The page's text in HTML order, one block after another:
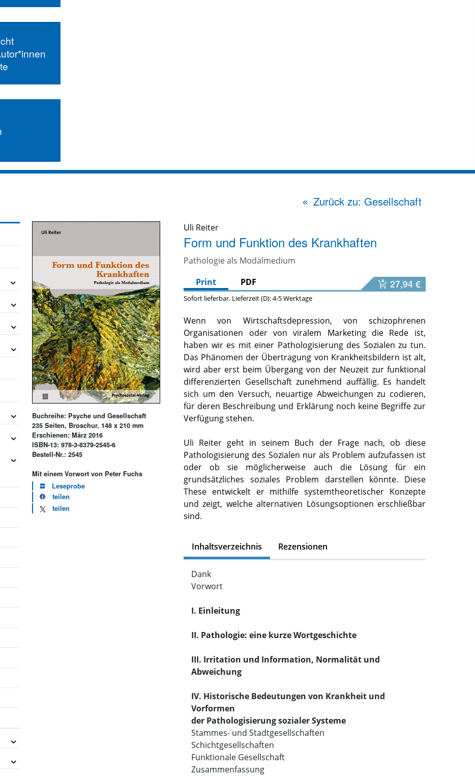
Zurück zu: Gesellschaft
Buchreihe: Psyche und Gesellschaft
235 Seiten, Broschur, 148 x 210 mm
Erschienen: März 2016
ISBN-13: 978-3-8379-2545-6
Bestell-Nr.: 2545
Mit einem Vorwort von Peter Fuchs
Leseprobe
teilen
teilen
Uli Reiter
Form und Funktion des Krankhaften
Pathologie als Modalmedium
Print
PDF 27,94 €
Sofort lieferbar. Lieferzeit (D): 4-5 Werktage
Wenn von Wirtschaftsdepression, von schizophrenen
Organisationen oder von viralem Marketing die Rede ist,
haben wir es mit einer Pathologisierung des Sozialen zu tun.
Das Phänomen der Übertragung von Krankheitsbildern ist alt,
wird aber erst beim Übergang von der Neuzeit zur funktional
differenzierten Gesellschaft zunehmend auffällig. Es handelt
sich um den Versuch, neuartige Abweichungen zu codieren,
für deren Beschreibung und Erklärung noch keine Begriffe zur
Verfügung stehen.
Uli Reiter geht in seinem Buch der Frage nach, ob diese
Pathologisierung des Sozialen nur als Problem aufzufassen ist
oder ob sie möglicherweise auch die Lösung für ein
grundsätzliches soziales Problem darstellen könnte. Diese
These entwickelt er mithilfe systemtheoretischer Konzepte
und zeigt, welche alternativen Lösungsoptionen erschließbar
sind.
Inhaltsverzeichnis Rezensionen
Dank
Vorwort
I. Einleitung
II. Pathologie: eine kurze Wortgeschichte
III. Irritation und Information, Normalität und
Abweichung
IV. Historische Bedeutungen von Krankheit und
Vorformen
der Pathologisierung sozialer Systeme
Stammes- und Stadtgesellschaften
Schichtgesellschaften
Funktionale Gesellschaft
Zusammenfassung